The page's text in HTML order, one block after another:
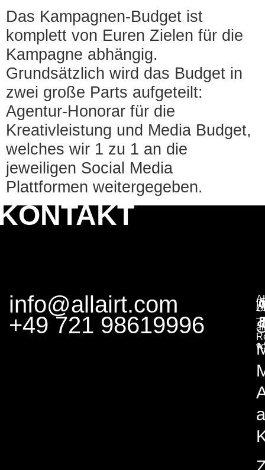
Das Kampagnen-Budget ist
komplett von Euren Zielen für die
Kampagne abhängig.
Grundsätzlich wird das Budget in
zwei große Parts aufgeteilt:
Agentur-Honorar für die
Kreativleistung und Media Budget,
welches wir 1 zu 1 an die
jeweiligen Social Media
Plattformen weitergegeben.
info@allairt.com
+49 721 98619996
–